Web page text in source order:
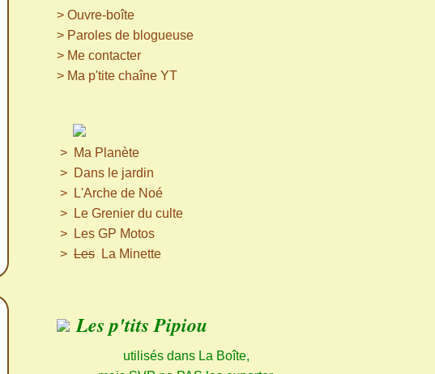
> Ouvre-boîte
> Paroles de blogueuse
> Me contacter
> Ma p'tite chaîne YT
> Ma Planète
> Dans le jardin
>
L'Arche de Noé
>
Le Grenier du culte
>
Les GP Motos
> Les La Minette
Les p'tits Pipiou
utilisés dans La Boîte,